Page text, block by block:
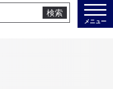
検索
メニュー